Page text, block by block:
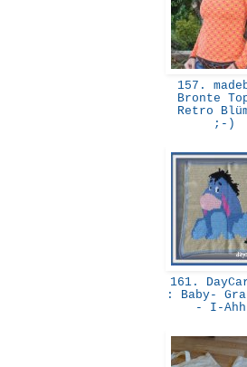
157.
Bronte
Retro
;-)
161.
: Baby-
- I-